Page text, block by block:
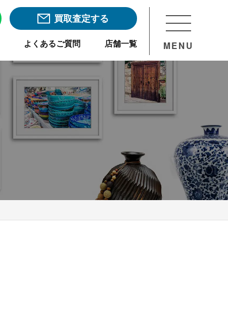
買取査定する
よくあるご質問 店舗一覧 MENU